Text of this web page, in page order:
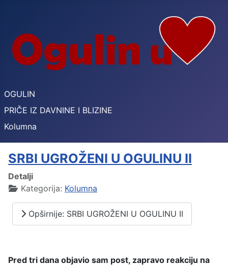
OGULIN
PRIČE IZ DAVNINE I BLIZINE
Kolumna
SRBI UGROŽENI U OGULINU II
Detalji
Kategorija: Kolumna
Opširnije: SRBI UGROŽENI U OGULINU II
Pred tri dana objavio sam post, zapravo reakciju na